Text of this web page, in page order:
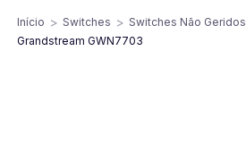
Início > Switches > Switches Não Geridos
Grandstream GWN7703